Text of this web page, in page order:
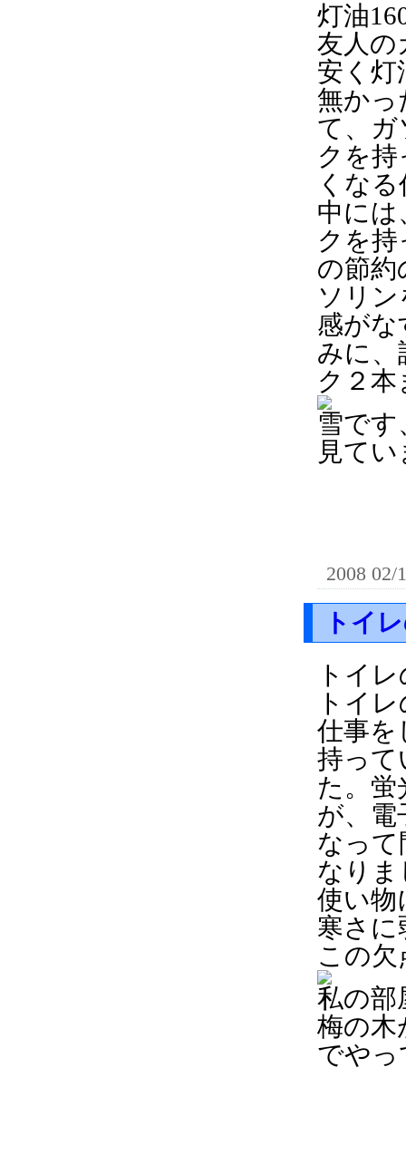
灯油
友人の
安く灯
無かっ
て、ガ
クを
くな
中には
クを
の節約
ソリ
感がな
みに、
ク２
雪で
見て
2008 02/
トイ
トイ
トイ
仕事を
持って
た。
が、電
なって
なりま
使い物
寒さに
この
私の部
梅の木
でや